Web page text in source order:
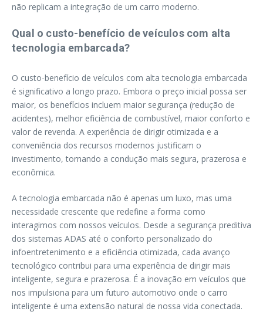
não replicam a integração de um carro moderno.
Qual o custo-benefício de veículos com alta
tecnologia embarcada?
O custo-benefício de veículos com alta tecnologia embarcada
é significativo a longo prazo. Embora o preço inicial possa ser
maior, os benefícios incluem maior segurança (redução de
acidentes), melhor eficiência de combustível, maior conforto e
valor de revenda. A experiência de dirigir otimizada e a
conveniência dos recursos modernos justificam o
investimento, tornando a condução mais segura, prazerosa e
econômica.
A tecnologia embarcada não é apenas um luxo, mas uma
necessidade crescente que redefine a forma como
interagimos com nossos veículos. Desde a segurança preditiva
dos sistemas ADAS até o conforto personalizado do
infoentretenimento e a eficiência otimizada, cada avanço
tecnológico contribui para uma experiência de dirigir mais
inteligente, segura e prazerosa. É a inovação em veículos que
nos impulsiona para um futuro automotivo onde o carro
inteligente é uma extensão natural de nossa vida conectada.